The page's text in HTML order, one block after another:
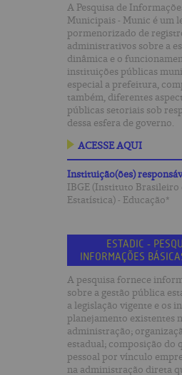
A Pesquisa de
Municipais - Munic é um
pormenorizado de
administrativos sobre a
dinâmica e o
instituições públicas
especial a prefeitura,
também, diferentes
públicas setoriais sob
dessa esfera de governo.
ACESSE AQUI
Instituição(ões)
IBGE (Instituto Brasileiro
Estatística) - Educação*
ESTADIC -
INFORMAÇÕES
A pesquisa fornece
sobre a gestão pública
a legislação vigente e os
planejamento existentes
administração;
estadual; composição do
pessoal por vínculo
na administração direta